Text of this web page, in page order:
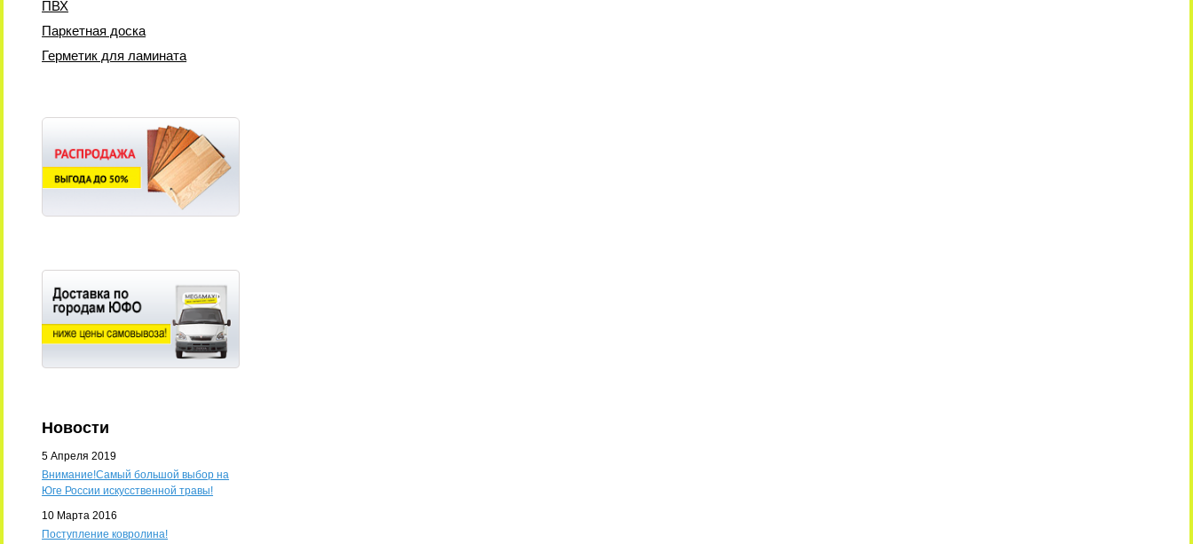
ПВХ
Паркетная доска
Герметик для ламината
Новости
5 Апреля 2019
Внимание!Самый большой выбор на
Юге России искусственной травы!
10 Марта 2016
Поступление ковролина!